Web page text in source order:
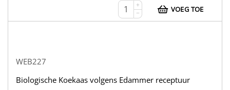
+
−
VOEG TOE
WEB227
Biologische Koekaas volgens Edammer receptuur